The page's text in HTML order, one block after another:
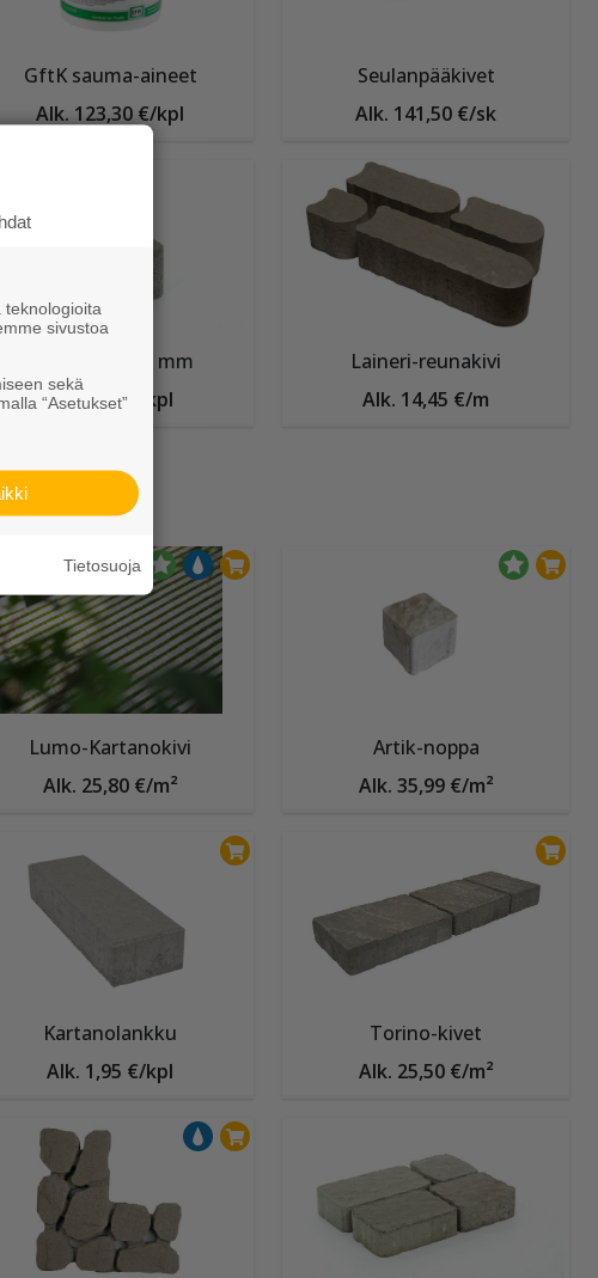
GftK sauma-aineet
Alk. 123,30 €/kpl
Seulanpääkivet
Alk. 141,50 €/sk
Reunakivi 140 mm
Alk. 3,60 €/kpl
Laineri-reunakivi
Alk. 14,45 €/m
Lumo-Kartanokivi
Alk. 25,80 €/m²
Artik-noppa
Alk. 35,99 €/m²
Kartanolankku
Alk. 1,95 €/kpl
Torino-kivet
Alk. 25,50 €/m²
teknologioita
sivustoa
sekä
“Asetukset”
Tietosuoja